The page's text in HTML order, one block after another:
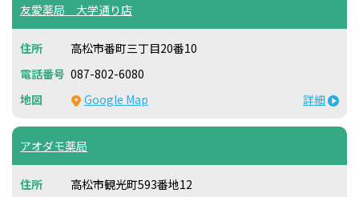
友愛薬局 大学通り店
高松市番町三丁目20番10
087-802-6080
Google Map
詳細
アオダモ薬局
高松市観光町593番地12